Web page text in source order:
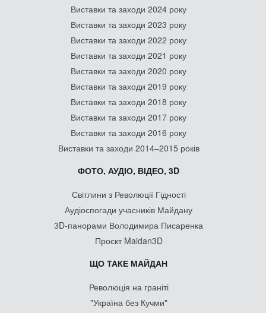
Виставки та заходи 2024 року
Виставки та заходи 2023 року
Виставки та заходи 2022 року
Виставки та заходи 2021 року
Виставки та заходи 2020 року
Виставки та заходи 2019 року
Виставки та заходи 2018 року
Виставки та заходи 2017 року
Виставки та заходи 2016 року
Виставки та заходи 2014–2015 років
ФОТО, АУДІО, ВІДЕО, 3D
Світлини з Революції Гідності
Аудіоспогади учасників Майдану
3D-панорами Володимира Писаренка
Проєкт Maidan3D
ЩО ТАКЕ МАЙДАН
Революція на граніті
"Україна без Кучми"